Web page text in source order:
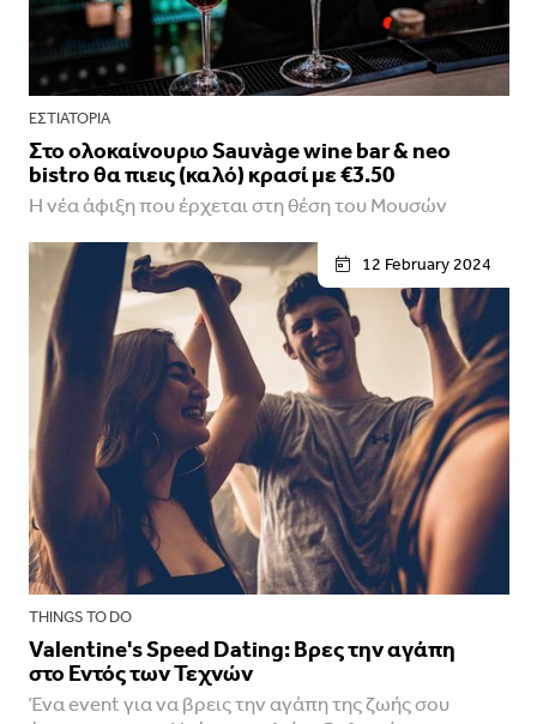
ΕΣΤΙΑΤΌΡΙΑ
Στο ολοκαίνουριο Sauvàge wine bar & neo
bistro θα πιεις (καλό) κρασί με €3.50
Η νέα άφιξη που έρχεται στη θέση του Μουσών
12 February 2024
THINGS TO DO
Valentine's Speed Dating: Βρες την αγάπη
στο Εντός των Τεχνών
Ένα event για να βρεις την αγάπη της ζωής σου